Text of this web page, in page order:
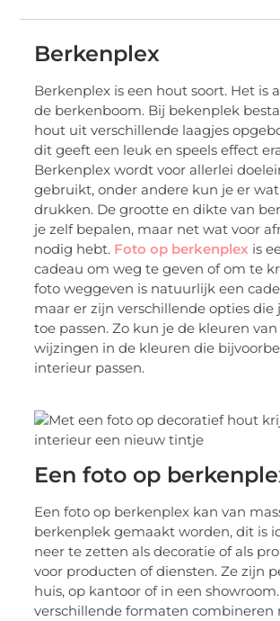
Berkenplex
Berkenplex is een hout soort. Het is
de berkenboom. Bij bekenplek
hout uit verschillende laagjes
dit geeft een leuk en speels effect
Berkenplex wordt voor allerlei
gebruikt, onder andere kun je er
drukken. De grootte en dikte van
je zelf bepalen, maar net wat voor
nodig hebt. Foto op berkenplex is
cadeau om weg te geven of om te
foto weggeven is natuurlijk een
maar er zijn verschillende opties die
toe passen. Zo kun je de kleuren
wijzingen in de kleuren die
interieur passen.
Een foto op
Een foto op berkenplex kan van
berkenplek gemaakt worden, dit is
neer te zetten als decoratie of als
voor producten of diensten. Ze zijn
huis, op kantoor of in een
verschillende formaten combineren